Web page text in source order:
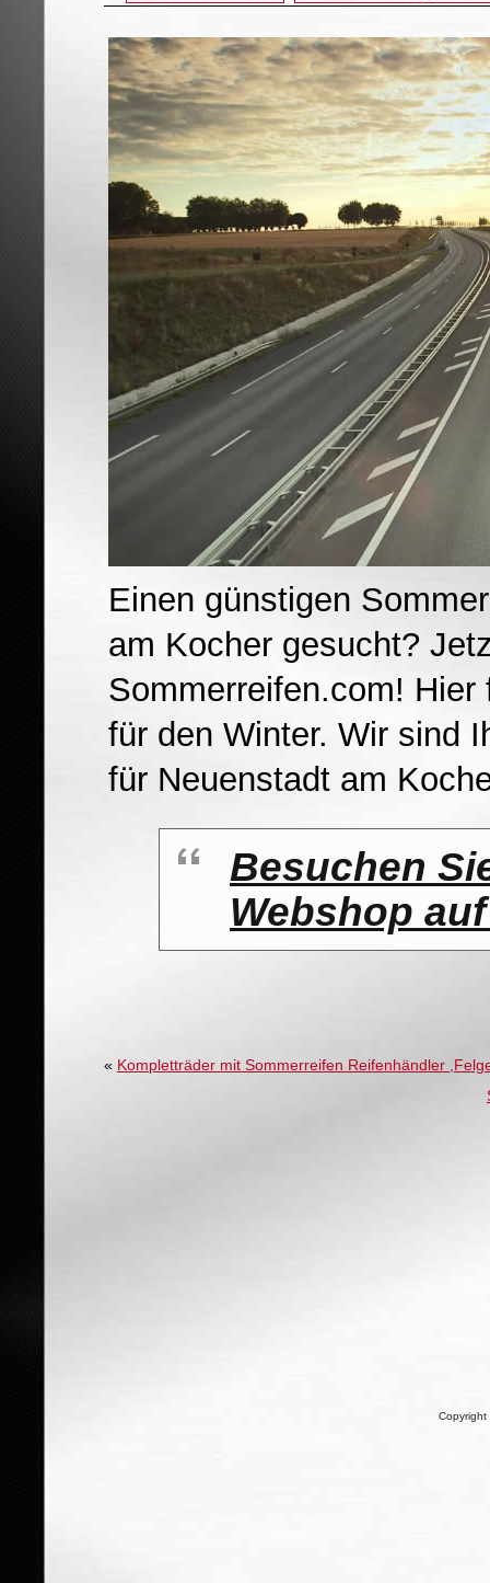
Einen günstigen
am Kocher gesucht?
Sommerreifen.com!
für den Winter. Wir sind
für Neuenstadt am
Besuchen
Webshop
« Kompletträder mit Sommerreifen Reifenhändler
Copyright